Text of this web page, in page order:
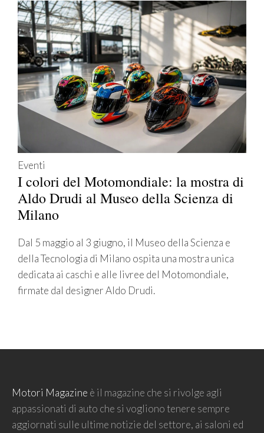
Eventi
I colori del Motomondiale: la mostra di
Aldo Drudi al Museo della Scienza di
Milano
Dal 5 maggio al 3 giugno, il Museo della Scienza e
della Tecnologia di Milano ospita una mostra unica
dedicata ai caschi e alle livree del Motomondiale,
firmate dal designer Aldo Drudi.
Motori Magazine è il magazine che si rivolge agli
appassionati di auto che si vogliono tenere sempre
aggiornati sulle ultime notizie del settore, ai saloni ed